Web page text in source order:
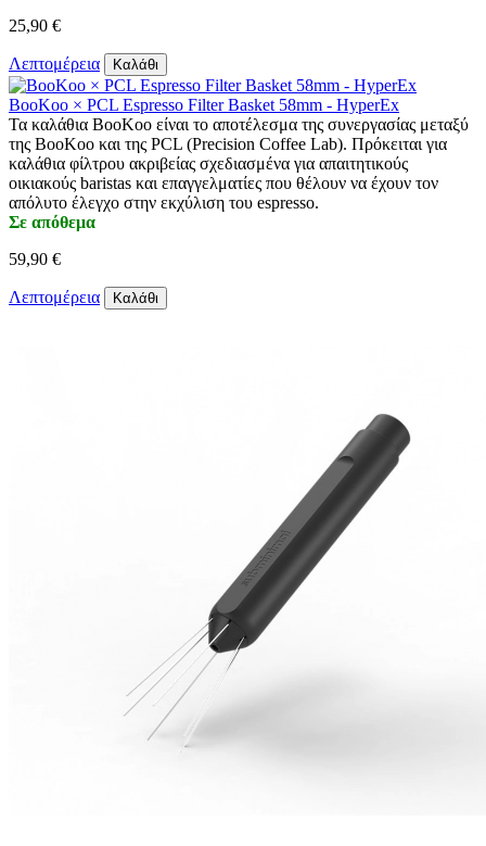
25,90 €
Λεπτομέρεια Καλάθι
BooKoo × PCL Espresso Filter Basket 58mm - HyperEx
Τα καλάθια BooKoo είναι το αποτέλεσμα της συνεργασίας μεταξύ
της BooKoo και της PCL (Precision Coffee Lab). Πρόκειται για
καλάθια φίλτρου ακριβείας σχεδιασμένα για απαιτητικούς
οικιακούς baristas και επαγγελματίες που θέλουν να έχουν τον
απόλυτο έλεγχο στην εκχύλιση του espresso.
Σε απόθεμα
59,90 €
Λεπτομέρεια Καλάθι